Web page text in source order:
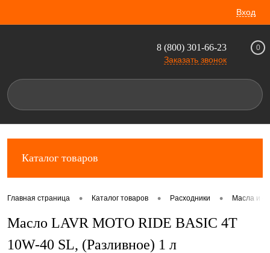
Вход
8 (800) 301-66-23
Заказать звонок
0
Каталог товаров
Главная страница • Каталог товаров • Расходники • Масла и
Масло LAVR MOTO RIDE BASIC 4Т
10W-40 SL, (Разливное) 1 л